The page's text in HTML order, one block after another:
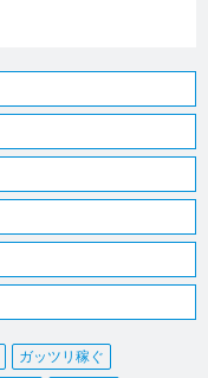
ガッツリ稼ぐ